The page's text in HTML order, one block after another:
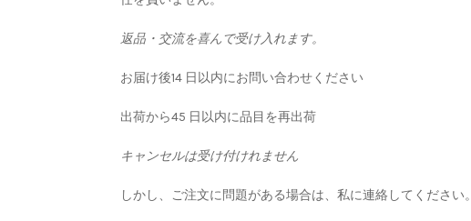
返品・交流を喜んで受け入れます。
お届け後14 日以内にお問い合わせください
出荷から45 日以内に品目を再出荷
キャンセルは受け付けれません
しかし、ご注文に問題がある場合は、私に連絡してください。